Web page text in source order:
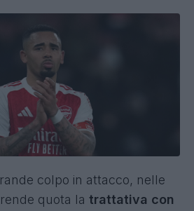
colpo in attacco, nelle
quota la trattativa con